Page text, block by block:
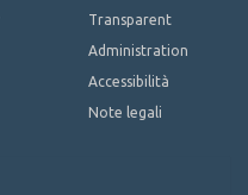
Transparent
Administration
Accessibilità
Note legali